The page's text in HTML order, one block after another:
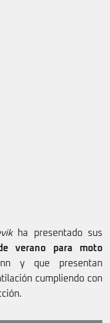
ha presentado sus
verano para moto
y que presentan
cumpliendo con